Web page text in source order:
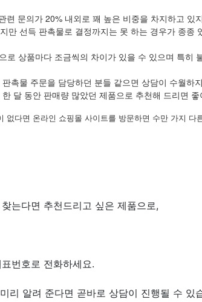
련 문의가 20% 내외로 꽤 높은 비중을 차지하고 있
만 선득 판촉물로 결정까지는 못 하는 경우가 종종
로 상품마다 조금씩의 차이가 있을 수 있으며 특히
촉물 주문을 담당하던 분들 같으면 상담이 수월하
달 동안 판매량 많았던 제품으로 추천해 드리면
없다면 온라인 쇼핑몰 사이트를 방문하면 수만 가지 다
는다면 추천드리고 싶은 제품으로,
번호로 전화하세요.
리 알려 준다면 곧바로 상담이 진행될 수 있